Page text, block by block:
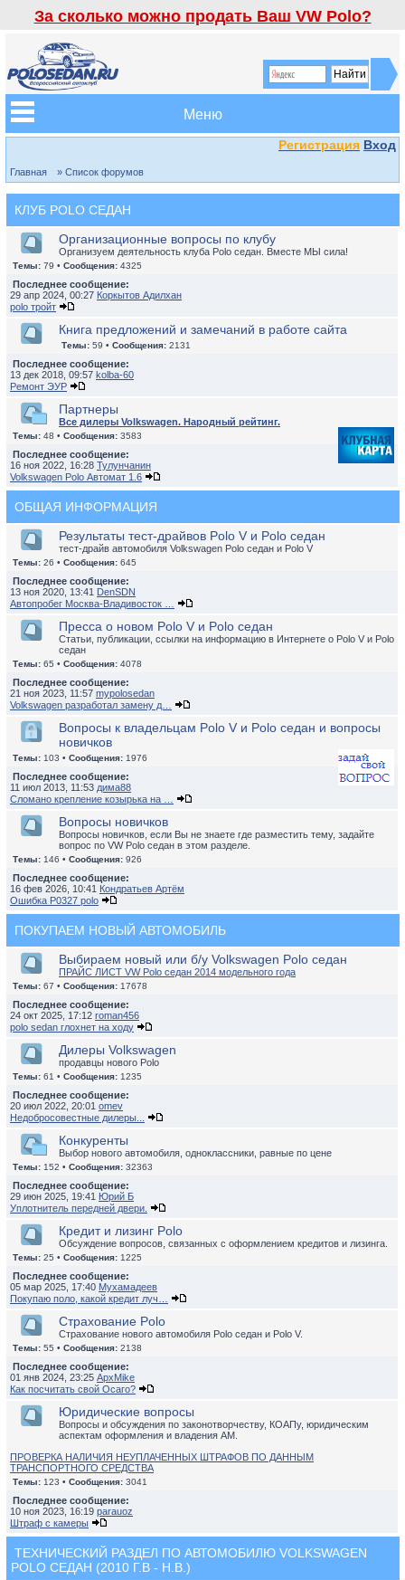
За сколько можно продать Ваш VW Polo?
Меню
Регистрация Вход
Главная » Список форумов
КЛУБ POLO СЕДАН
Организационные вопросы по клубу
Организуем деятельность клуба Polo седан. Вместе МЫ сила!
Темы: 79 • Сообщения: 4325
Последнее сообщение:
29 апр 2024, 00:27 Коркытов Адилхан
polo тройт
Книга предложений и замечаний в работе сайта
Темы: 59 • Сообщения: 2131
Последнее сообщение:
13 дек 2018, 09:57 kolba-60
Ремонт ЭУР
Партнеры
Все дилеры Volkswagen. Народный рейтинг.
Темы: 48 • Сообщения: 3583
Последнее сообщение:
16 ноя 2022, 16:28 Тулунчанин
Volkswagen Polo Автомат 1.6
ОБЩАЯ ИНФОРМАЦИЯ
Результаты тест-драйвов Polo V и Polo седан
тест-драйв автомобиля Volkswagen Polo седан и Polo V
Темы: 26 • Сообщения: 645
Последнее сообщение:
13 ноя 2020, 13:41 DenSDN
Автопробег Москва-Владивосток …
Пресса о новом Polo V и Polo седан
Статьи, публикации, ссылки на информацию в Интернете о Polo V и Polo
седан
Темы: 65 • Сообщения: 4078
Последнее сообщение:
21 ноя 2023, 11:57 mypolosedan
Volkswagen разработал замену д…
Вопросы к владельцам Polo V и Polo седан и вопросы
новичков
Темы: 103 • Сообщения: 1976
Последнее сообщение:
11 июл 2013, 11:53 дима88
Сломано крепление козырька на …
Вопросы новичков
Вопросы новичков, если Вы не знаете где разместить тему, задайте
вопрос по VW Polo седан в этом разделе.
Темы: 146 • Сообщения: 926
Последнее сообщение:
16 фев 2026, 10:41 Кондратьев Артём
Ошибка P0327 polo
ПОКУПАЕМ НОВЫЙ АВТОМОБИЛЬ
Выбираем новый или б/у Volkswagen Polo седан
ПРАЙС ЛИСТ VW Polo седан 2014 модельного года
Темы: 67 • Сообщения: 17678
Последнее сообщение:
24 окт 2025, 17:12 roman456
polo sedan глохнет на ходу
Дилеры Volkswagen
продавцы нового Polo
Темы: 61 • Сообщения: 1235
Последнее сообщение:
20 июл 2022, 20:01 omev
Недобросовестные дилеры...
Конкуренты
Выбор нового автомобиля, одноклассники, равные по цене
Темы: 152 • Сообщения: 32363
Последнее сообщение:
29 июн 2025, 19:41 Юрий Б
Уплотнитель передней двери.
Кредит и лизинг Polo
Обсуждение вопросов, связанных с оформлением кредитов и лизинга.
Темы: 25 • Сообщения: 1225
Последнее сообщение:
05 мар 2025, 17:40 Мухамадеев
Покупаю поло, какой кредит луч…
Страхование Polo
Страхование нового автомобиля Polo седан и Polo V.
Темы: 55 • Сообщения: 2138
Последнее сообщение:
01 янв 2024, 23:25 ApxMike
Как посчитать свой Осаго?
Юридические вопросы
Вопросы и обсуждения по законотворчеству, КОАПу, юридическим
аспектам оформления и владения АМ.
ПРОВЕРКА НАЛИЧИЯ НЕУПЛАЧЕННЫХ ШТРАФОВ ПО ДАННЫМ
ТРАНСПОРТНОГО СРЕДСТВА
Темы: 123 • Сообщения: 3041
Последнее сообщение:
10 ноя 2023, 16:19 parauoz
Штраф с камеры
ТЕХНИЧЕСКИЙ РАЗДЕЛ ПО АВТОМОБИЛЮ VOLKSWAGEN
POLO СЕДАН (2010 Г.В - Н.В.)